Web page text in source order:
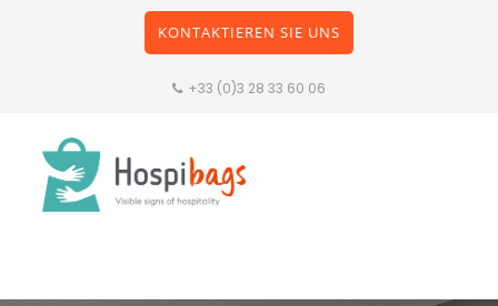
KONTAKTIEREN SIE UNS
+33 (0)3 28 33 60 06